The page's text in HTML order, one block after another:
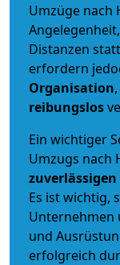
Umzüge nach
Distanzen
erfordern
Organisation
reibungslos
Ein wichtiger
Umzugs nach
zuverlässigen
Es ist wichtig,
Unternehmen
und
erfolgreich